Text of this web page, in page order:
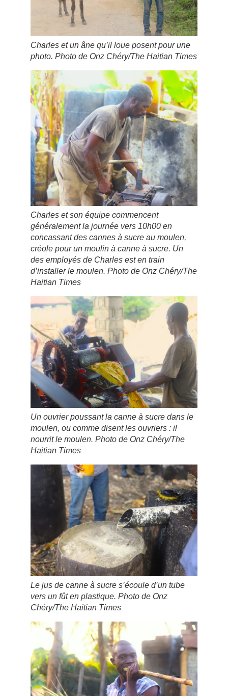
Charles et un âne qu’il loue posent pour une
photo. Photo de Onz Chéry/The Haitian Times
Charles et son équipe commencent
généralement la journée vers 10h00 en
concassant des cannes à sucre au moulen,
créole pour un moulin à canne à sucre. Un
des employés de Charles est en train
d’installer le moulen. Photo de Onz Chéry/The
Haitian Times
Un ouvrier poussant la canne à sucre dans le
moulen, ou comme disent les ouvriers : il
nourrit le moulen. Photo de Onz Chéry/The
Haitian Times
Le jus de canne à sucre s’écoule d’un tube
vers un fût en plastique. Photo de Onz
Chéry/The Haitian Times